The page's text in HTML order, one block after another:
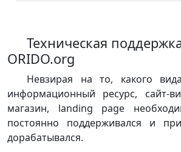
Техническая
ORIDO.org
Невзирая на то, какого
информационный ресурс, сайт-
магазин, landing page
постоянно поддерживался и
дорабатывался.